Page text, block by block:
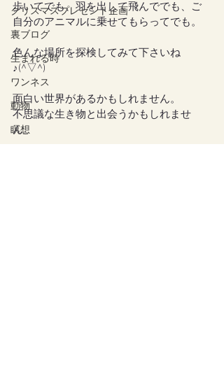
クリスマスプレゼント企画
裏ブログ
生まれる時
ワンネス
動物
瞑想
歩いてでも、羽を出して飛んででも、ご
自分のアニマルに乗せてもらってでも。
色んな場所を探検してみて下さいね
♪(^▽^)
面白い世界があるかもしれません。
不思議な生き物と出会うかもしれませ
ん。